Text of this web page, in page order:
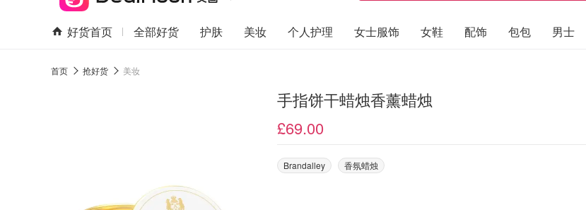
好货首页 全部好货 护肤 美妆 个人护理 女士服饰 女鞋 配饰 包包 男士
首页 抢好货 美妆
手指饼干蜡烛香薰蜡烛
£69.00
Brandalley 香氛蜡烛